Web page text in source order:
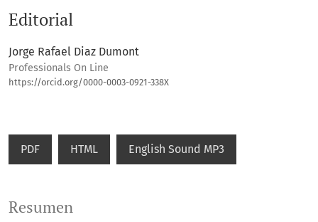
Editorial
Jorge Rafael Diaz Dumont
Professionals On Line
https://orcid.org/0000-0003-0921-338X
PDF HTML English Sound MP3
Resumen